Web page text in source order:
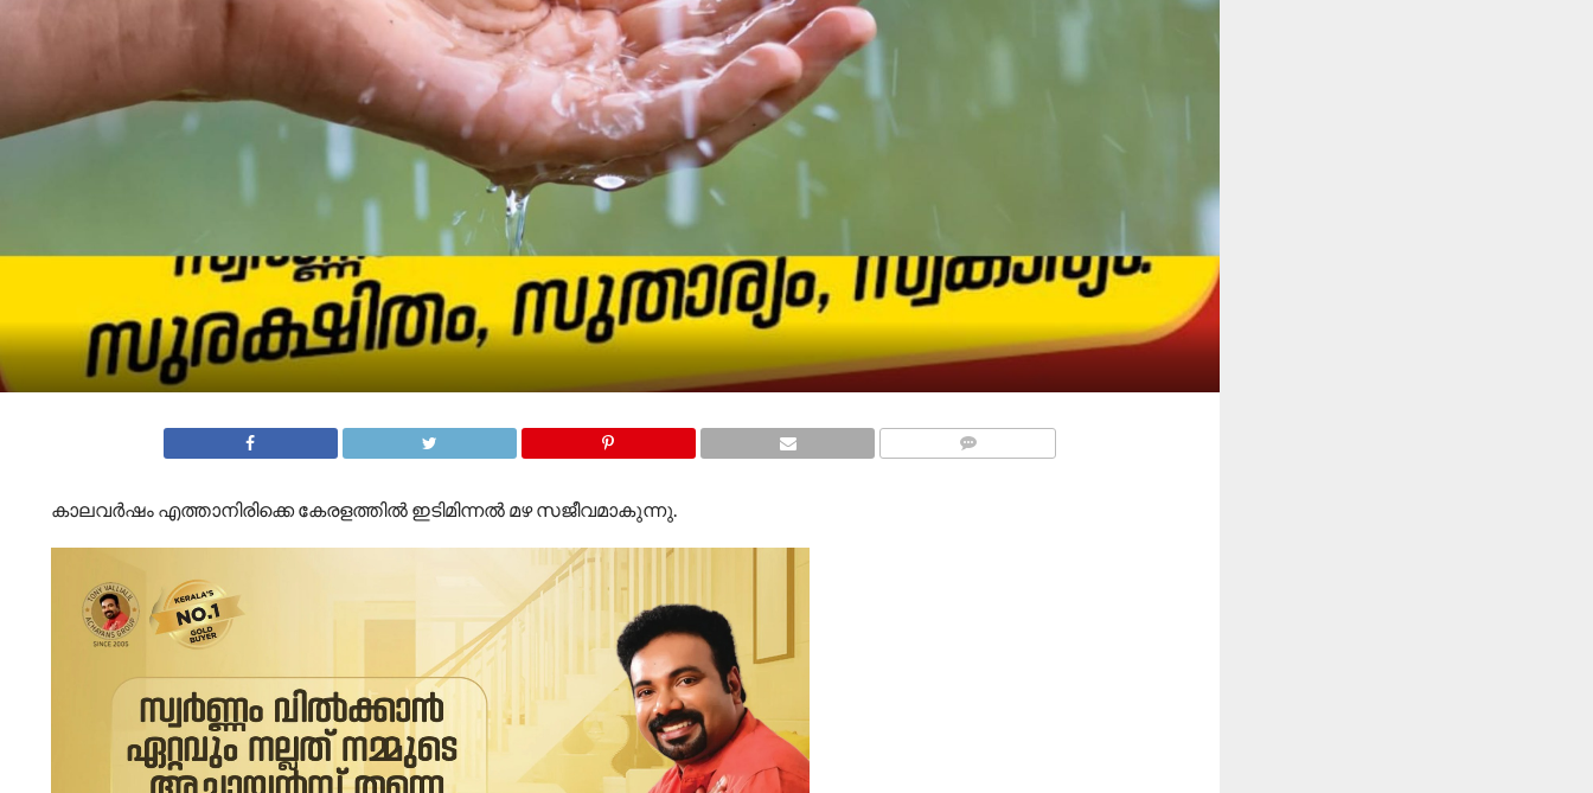
കാലവർഷം എത്താനിരിക്കെ കേരളത്തിൽ ഇടിമിന്നൽ മഴ സജീവമാകുന്നു.